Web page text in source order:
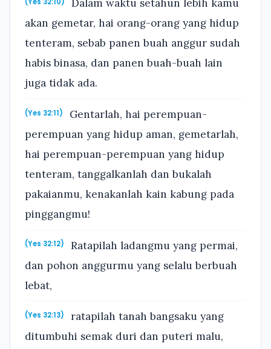
(Yes 32:10)
Dalam waktu setahun lebih kamu
akan gemetar, hai orang-orang yang hidup
tenteram, sebab panen buah anggur sudah
habis binasa, dan panen buah-buah lain
juga tidak ada.
(Yes 32:11)
Gentarlah, hai perempuan-
perempuan yang hidup aman, gemetarlah,
hai perempuan-perempuan yang hidup
tenteram, tanggalkanlah dan bukalah
pakaianmu, kenakanlah kain kabung pada
pinggangmu!
(Yes 32:12)
Ratapilah ladangmu yang permai,
dan pohon anggurmu yang selalu berbuah
lebat,
(Yes 32:13)
ratapilah tanah bangsaku yang
ditumbuhi semak duri dan puteri malu,